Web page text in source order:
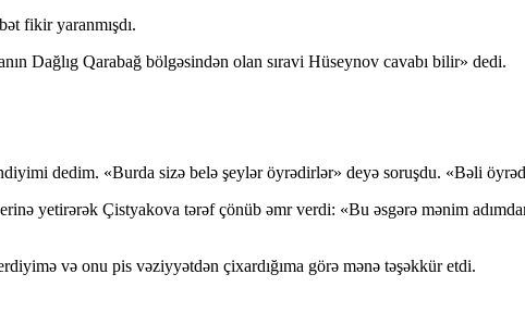
fikir yaranmışdı.
Dağlıg Qarabağ bölgəsindən olan sıravi Hüseynov cavabı bilir» dedi.
dedim. «Burda sizə belə şeylər öyrədirlər» deyə soruşdu. «Bəli
yetirərək Çistyakova tərəf çönüb əmr verdi: «Bu əsgərə mənim
və onu pis vəziyyətdən çixardığıma görə mənə təşəkkür etdi.